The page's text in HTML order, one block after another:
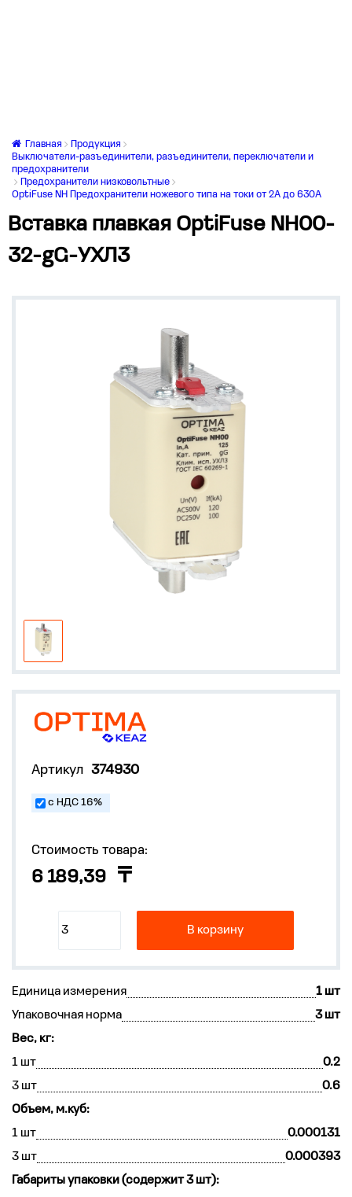
Главная
Продукция
Выключатели-разъединители, разъединители, переключатели и
предохранители
Предохранители низковольтные
OptiFuse NH Предохранители ножевого типа на токи от 2А до 630А
Вставка плавкая OptiFuse NH00-
32-gG-УХЛ3
Артикул 374930
с НДС 16%
Стоимость товара:
6 189,39
В корзину
Единица измерения
1 шт
Упаковочная норма
3 шт
Вес, кг:
1 шт
0.2
3 шт
0.6
Объем, м.куб:
1 шт
0.000131
3 шт
0.000393
Габариты упаковки (содержит 3 шт):